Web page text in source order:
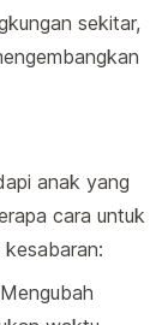
sekitar,
anak yang
cara untuk